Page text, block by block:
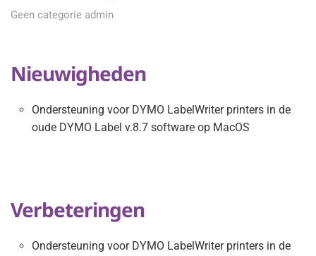
Geen categorie admin
Nieuwigheden
Ondersteuning voor DYMO LabelWriter printers in de
oude DYMO Label v.8.7 software op MacOS
Verbeteringen
Ondersteuning voor DYMO LabelWriter printers in de